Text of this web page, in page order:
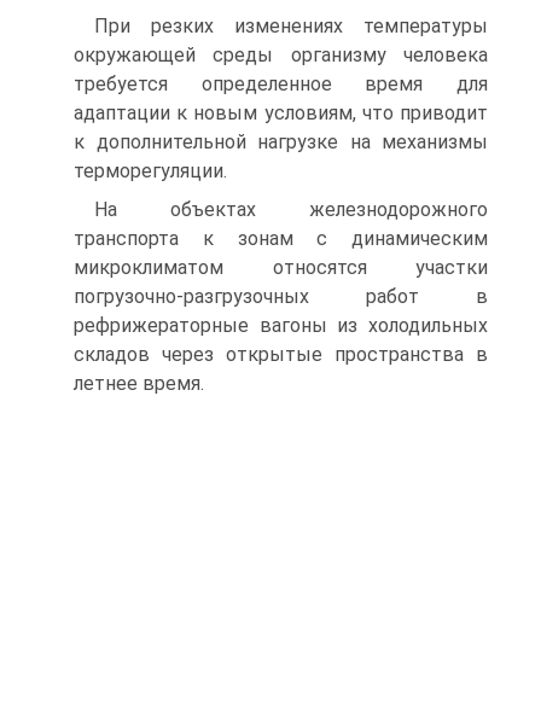
При резких изменениях температуры
окружающей среды организму человека
требуется определенное время для
адаптации к новым условиям, что приводит
к дополнительной нагрузке на механизмы
терморегуляции.
На объектах железнодорожного
транспорта к зонам с динамическим
микроклиматом относятся участки
погрузочно-разгрузочных работ в
рефрижераторные вагоны из холодильных
складов через открытые пространства в
летнее время.